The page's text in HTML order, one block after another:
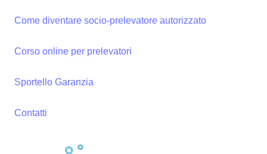
Come diventare socio-prelevatore autorizzato
Corso online per prelevatori
Sportello Garanzia
Contatti